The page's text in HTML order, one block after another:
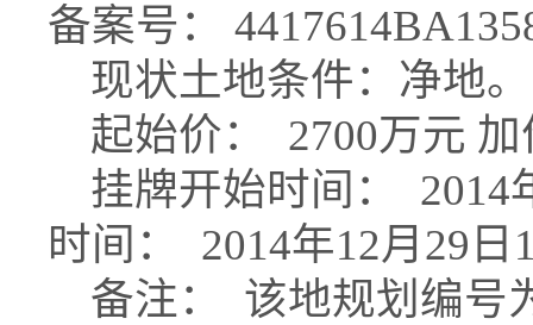
备案号：
现状土地条件：净地
起始价： 2700万元
挂牌开始时间： 2014
时间： 2014年12月29日
备注： 该地规划编号